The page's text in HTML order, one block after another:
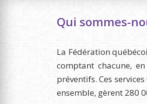
Qui sommes-
La Fédération
comptant chacune,
préventifs. Ces
ensemble, gèrent 280